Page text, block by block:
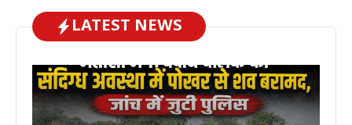
LATEST NEWS